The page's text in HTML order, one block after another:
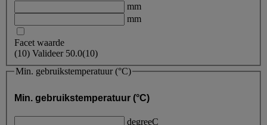
mm
mm
Facet waarde
(10) Valideer 50.0(10)
Min. gebruikstemperatuur (°C)
Min. gebruikstemperatuur (°C)
degreeC